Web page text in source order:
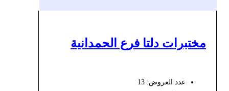
مختبرات دلتا فرع الحمدانية
عدد العروض: 13